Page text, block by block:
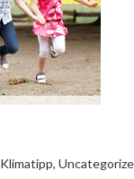
Klimatipp,